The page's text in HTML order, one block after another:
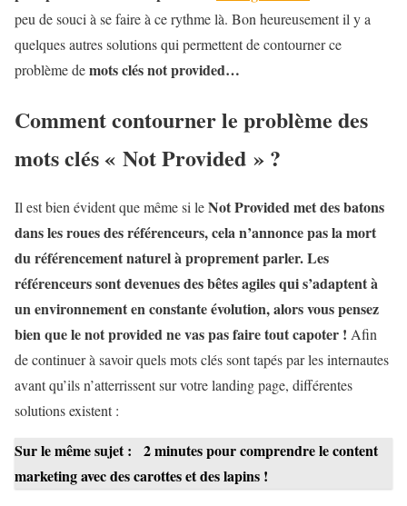
peu de souci à se faire à ce rythme là. Bon heureusement il y a
quelques autres solutions qui permettent de contourner ce
problème demots clés not provided…
Comment contourner le problème des
mots clés « Not Provided » ?
Il est bien évident que même si leNot Provided met des batons
dans les roues des référenceurs, cela n’annonce pas la mort
du référencement naturel à proprement parler.Les
référenceurs sont devenues des bêtes agiles qui s’adaptent à
un environnement en constante évolution, alors vous pensez
bien que le not provided ne vas pas faire tout capoter ! Afin
de continuer à savoir quels mots clés sont tapés par les internautes
avant qu’ils n’atterrissent sur votre landing page, différentes
solutions existent :
Sur le même sujet :
2 minutes pour comprendre le content
marketing avec des carottes et des lapins !